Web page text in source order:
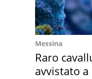
Messina
Raro
avvistato